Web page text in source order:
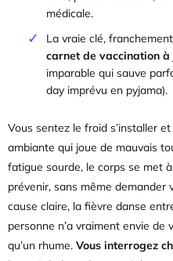
médicale.
La vraie clé, franchement
carnet de vaccination à
imparable qui sauve
day imprévu en pyjama).
Vous sentez le froid s’installer
ambiante qui joue de mauvais
fatigue sourde, le corps se met
prévenir, sans même demander
cause claire, la fièvre danse
personne n’a vraiment envie
qu’un rhume. Vous interrogez